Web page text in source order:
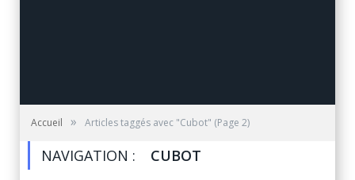
Accueil » Articles taggés avec "Cubot" (Page 2)
NAVIGATION : CUBOT